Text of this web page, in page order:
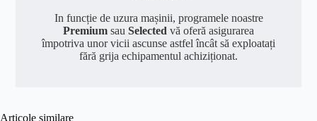
In funcție de uzura mașinii, programele noastre
Premium sau Selected vă oferă asigurarea
împotriva unor vicii ascunse astfel încât să exploatați
fără grija echipamentul achiziționat.
Articole similare